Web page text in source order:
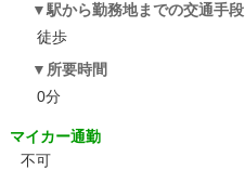
駅から勤務地までの交通手段
徒歩
所要時間
0分
マイカー通勤
不可